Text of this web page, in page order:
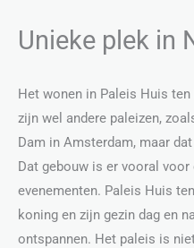
Unieke plek in
Het wonen in Paleis Huis
zijn wel andere paleizen,
Dam in Amsterdam, maar
Dat gebouw is er vooral
evenementen. Paleis Huis
koning en zijn gezin dag en
ontspannen. Het paleis is